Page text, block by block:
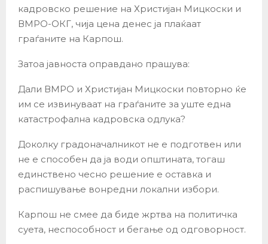
кадровско решение на Христијан Мицкоски и
ВМРО-ОКГ, чија цена денес ја плаќаат
граѓаните на Карпош.
Затоа јавноста оправдано прашува:
Дали ВМРО и Христијан Мицкоски повторно ќе
им се извинуваат на граѓаните за уште една
катастрофална кадровска одлука?
Доколку градоначалникот не е подготвен или
не е способен да ја води општината, тогаш
единствено чесно решение е оставка и
распишување вонредни локални избори.
Карпош не смее да биде жртва на политичка
суета, неспособност и бегање од одговорност.